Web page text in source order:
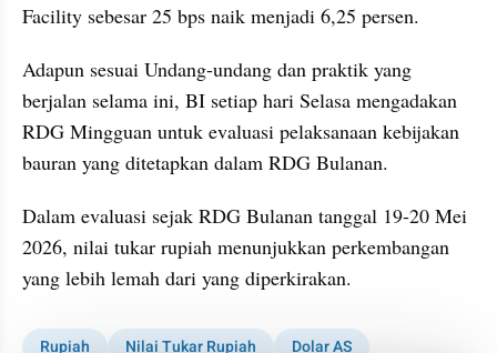
Facility sebesar 25 bps naik menjadi 6,25 persen.
Adapun sesuai Undang-undang dan praktik yang
berjalan selama ini, BI setiap hari Selasa mengadakan
RDG Mingguan untuk evaluasi pelaksanaan kebijakan
bauran yang ditetapkan dalam RDG Bulanan.
Dalam evaluasi sejak RDG Bulanan tanggal 19-20 Mei
2026, nilai tukar rupiah menunjukkan perkembangan
yang lebih lemah dari yang diperkirakan.
Rupiah Nilai Tukar Rupiah
Dolar AS